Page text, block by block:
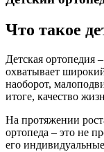
Что такое
Детская ортопедия
охватывает
наоборот,
итоге, качество
На протяжении
ортопеда – это не
его